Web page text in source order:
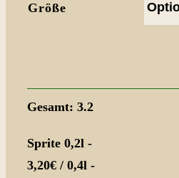
Größe
Gesamt: 3.2
Sprite 0,2l -
3,20€ / 0,4l -